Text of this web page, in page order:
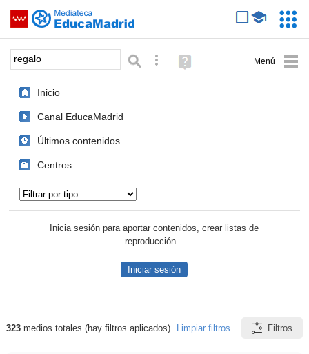
Saltar navegación
Palabra o frase: Búsqueda avanzada
Ayuda
(en
Inicio
Canal EducaMadrid
Últimos contenidos
Centros
Inicia sesión para aportar contenidos, crear listas de
reproducción...
Iniciar sesión
Resultados de: regalo
323medios totales (hay filtros aplicados) Limpiar filtros Filtros